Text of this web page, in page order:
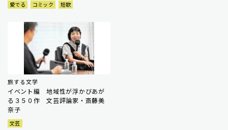
愛でる コミック 短歌
旅する文学
イベント編 地域性が浮かびあが
る３５０作 文芸評論家・斎藤美
奈子
文芸